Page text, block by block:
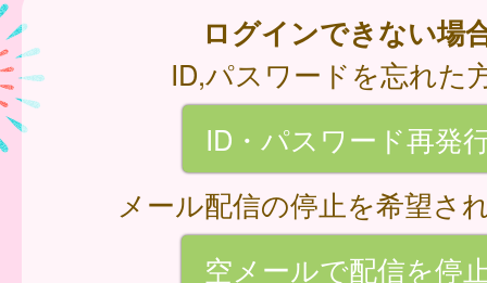
ログインできない場
ID,パスワードを忘れた
ID・パスワード再発
メール配信の停止を希望さ
空メールで配信を停